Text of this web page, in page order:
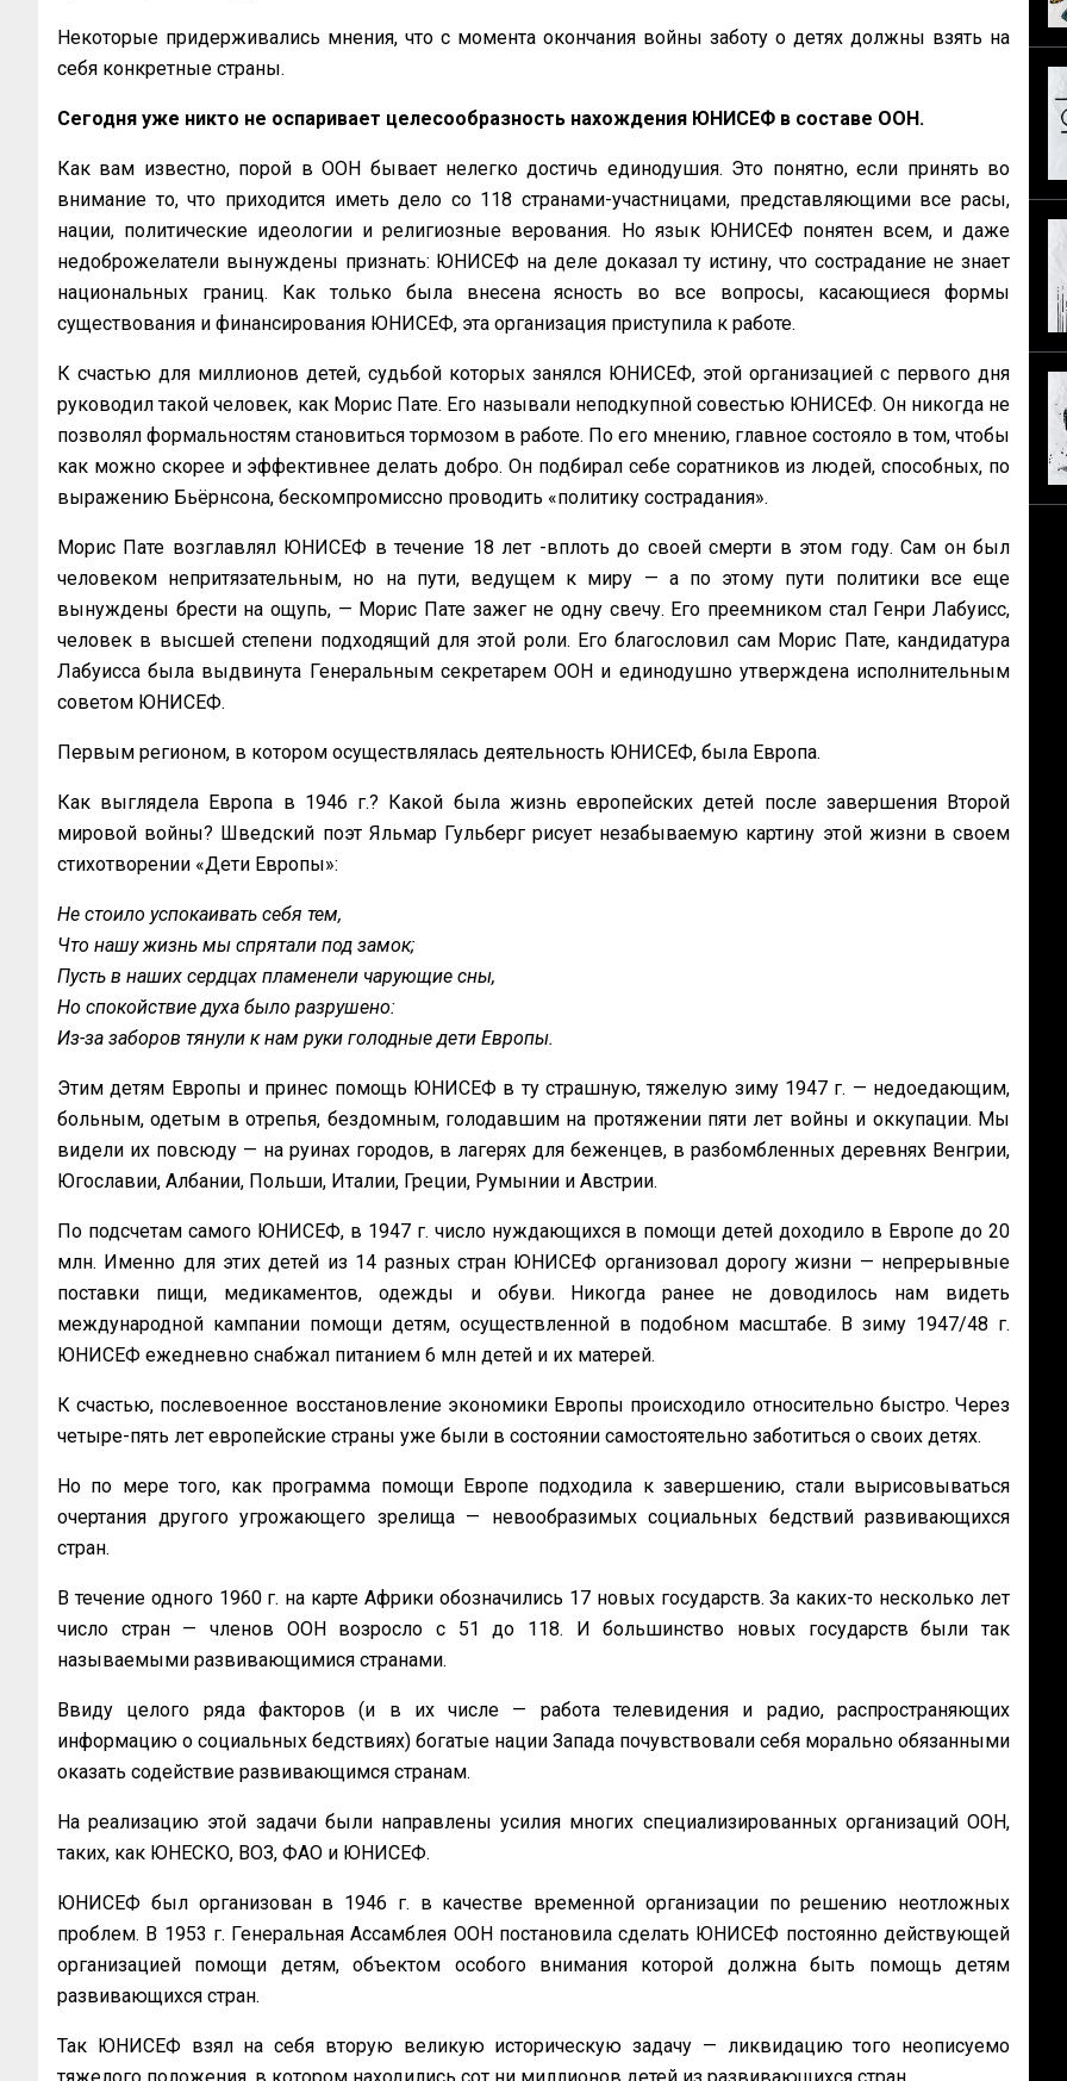
Некоторые придерживались мнения, что с момента окончания войны заботу о детях должны взять на
себя конкретные страны.
Сегодня уже никто не оспаривает целесообразность нахождения ЮНИСЕФ в составе ООН.
Как вам известно, порой в ООН бывает нелегко достичь единодушия. Это понятно, если принять во
внимание то, что приходится иметь дело со 118 странами-участницами, представляющими все расы,
нации, политические идеологии и религиозные верования. Но язык ЮНИСЕФ понятен всем, и даже
недоброжелатели вынуждены признать: ЮНИСЕФ на деле доказал ту истину, что сострадание не знает
национальных границ. Как только была внесена ясность во все вопросы, касающиеся формы
существования и финансирования ЮНИСЕФ, эта организация приступила к работе.
К счастью для миллионов детей, судьбой которых занялся ЮНИСЕФ, этой организацией с первого дня
руководил такой человек, как Морис Пате. Его называли неподкупной совестью ЮНИСЕФ. Он никогда не
позволял формальностям становиться тормозом в работе. По его мнению, главное состояло в том, чтобы
как можно скорее и эффективнее делать добро. Он подбирал себе соратников из людей, способных, по
выражению Бьёрнсона, бескомпромиссно проводить «политику сострадания».
Морис Пате возглавлял ЮНИСЕФ в течение 18 лет -вплоть до своей смерти в этом году. Сам он был
человеком непритязательным, но на пути, ведущем к миру — а по этому пути политики все еще
вынуждены брести на ощупь, — Морис Пате зажег не одну свечу. Его преемником стал Генри Лабуисс,
человек в высшей степени подходящий для этой роли. Его благословил сам Морис Пате, кандидатура
Лабуисса была выдвинута Генеральным секретарем ООН и единодушно утверждена исполнительным
советом ЮНИСЕФ.
Первым регионом, в котором осуществлялась деятельность ЮНИСЕФ, была Европа.
Как выглядела Европа в 1946 г.? Какой была жизнь европейских детей после завершения Второй
мировой войны? Шведский поэт Яльмар Гульберг рисует незабываемую картину этой жизни в своем
стихотворении «Дети Европы»:
Не стоило успокаивать себя тем,
Что нашу жизнь мы спрятали под замок;
Пусть в наших сердцах пламенели чарующие сны,
Но спокойствие духа было разрушено:
Из-за заборов тянули к нам руки голодные дети Европы.
Этим детям Европы и принес помощь ЮНИСЕФ в ту страшную, тяжелую зиму 1947 г. — недоедающим,
больным, одетым в отрепья, бездомным, голодавшим на протяжении пяти лет войны и оккупации. Мы
видели их повсюду — на руинах городов, в лагерях для беженцев, в разбомбленных деревнях Венгрии,
Югославии, Албании, Польши, Италии, Греции, Румынии и Австрии.
По подсчетам самого ЮНИСЕФ, в 1947 г. число нуждающихся в помощи детей доходило в Европе до 20
млн. Именно для этих детей из 14 разных стран ЮНИСЕФ организовал дорогу жизни — непрерывные
поставки пищи, медикаментов, одежды и обуви. Никогда ранее не доводилось нам видеть
международной кампании помощи детям, осуществленной в подобном масштабе. В зиму 1947/48 г.
ЮНИСЕФ ежедневно снабжал питанием 6 млн детей и их матерей.
К счастью, послевоенное восстановление экономики Европы происходило относительно быстро. Через
четыре-пять лет европейские страны уже были в состоянии самостоятельно заботиться о своих детях.
Но по мере того, как программа помощи Европе подходила к завершению, стали вырисовываться
очертания другого угрожающего зрелища — невообразимых социальных бедствий развивающихся
стран.
В течение одного 1960 г. на карте Африки обозначились 17 новых государств. За каких-то несколько лет
число стран — членов ООН возросло с 51 до 118. И большинство новых государств были так
называемыми развивающимися странами.
Ввиду целого ряда факторов (и в их числе — работа телевидения и радио, распространяющих
информацию о социальных бедствиях) богатые нации Запада почувствовали себя морально обязанными
оказать содействие развивающимся странам.
На реализацию этой задачи были направлены усилия многих специализированных организаций ООН,
таких, как ЮНЕСКО, ВОЗ, ФАО и ЮНИСЕФ.
ЮНИСЕФ был организован в 1946 г. в качестве временной организации по решению неотложных
проблем. В 1953 г. Генеральная Ассамблея ООН постановила сделать ЮНИСЕФ постоянно действующей
организацией помощи детям, объектом особого внимания которой должна быть помощь детям
развивающихся стран.
Так ЮНИСЕФ взял на себя вторую великую историческую задачу — ликвидацию того неописуемо